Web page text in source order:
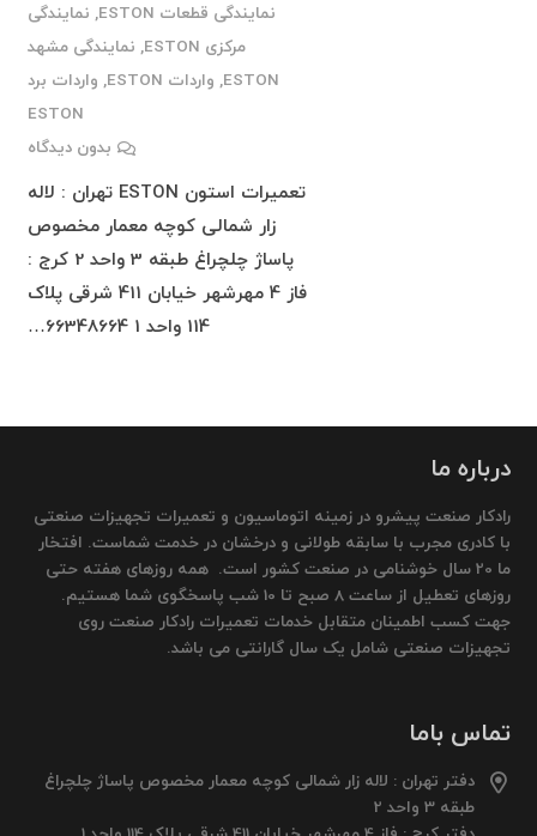
نمایندگی قطعات ESTON
, نمایندگی
مرکزی ESTON
, نمایندگی مشهد
ESTON
, واردات ESTON , واردات برد
ESTON
بدون دیدگاه
تعمیرات استون ESTON تهران : لاله
زار شمالی کوچه معمار مخصوص
پاساژ چلچراغ طبقه 3 واحد 2 کرج :
فاز 4 مهرشهر خیابان 411 شرقی پلاک
114 واحد 1 66348664…
درباره ما
رادکار صنعت پیشرو در زمینه اتوماسیون و تعمیرات تجهیزات صنعتی
با کادری مجرب با سابقه طولانی و درخشان در خدمت شماست. افتخار
ما 20 سال خوشنامی در صنعت کشور است. همه روزهای هفته حتی
روزهای تعطیل از ساعت 8 صبح تا 10 شب پاسخگوی شما هستیم.
جهت کسب اطمینان متقابل خدمات تعمیرات رادکار صنعت روی
تجهیزات صنعتی شامل یک سال گارانتی می باشد.
تماس باما
دفتر تهران : لاله زار شمالی کوچه معمار مخصوص پاساژ چلچراغ
طبقه 3 واحد 2